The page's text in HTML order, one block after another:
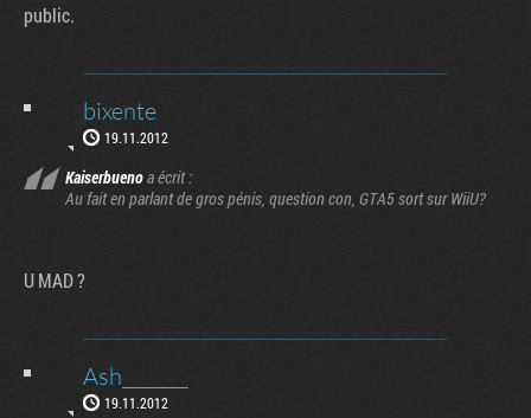
public.
bixente
19.11.2012
Kaiserbuenoa écrit :
Au fait en parlant de gros pénis, question con, GTA5 sort sur WiiU?
U MAD ?
Ash_______
19.11.2012